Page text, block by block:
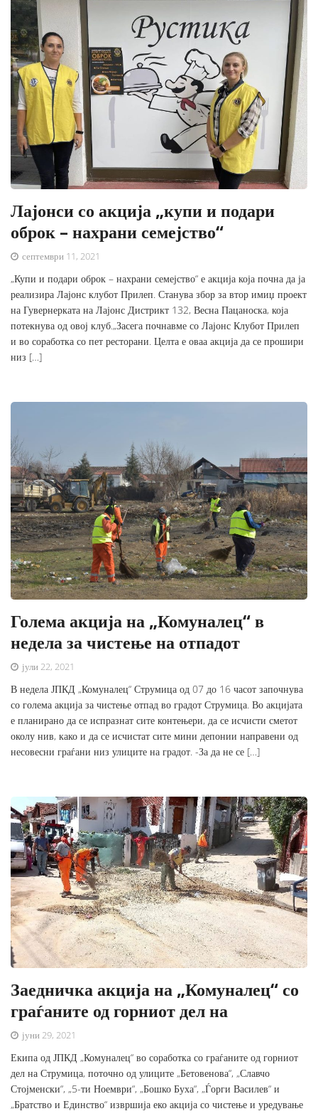
Лајонси со акција „купи и подари
оброк – нахрани семејство“
септември 11, 2021
„Купи и подари оброк – нахрани семејство“ е акција која почна да ја
реализира Лајонс клубот Прилеп. Станува збор за втор имиџ проект
на Гувернерката на Лајонс Дистрикт 132, Весна Пацаноска, која
потекнува од овој клуб.„Засега почнавме со Лајонс Клубот Прилеп
и во соработка со пет ресторани. Целта е оваа акција да се прошири
низ […]
Голема акција на „Комуналец“ в
недела за чистење на отпадот
јули 22, 2021
В недела ЈПКД „Комуналец“ Струмица од 07 до 16 часот започнува
со голема акција за чистење отпад во градот Струмица. Во акцијата
е планирано да се испразнат сите контењери, да се исчисти сметот
околу нив, како и да се исчистат сите мини депонии направени од
несовесни граѓани низ улиците на градот. -За да не се […]
Заедничка акција на „Комуналец“ со
граѓаните од горниот дел на
јуни 29, 2021
Екипа од ЈПКД „Комуналец“ во соработка со граѓаните од горниот
дел на Струмица, поточно од улиците „Бетовенова“, „Славчо
Стојменски“, „5-ти Ноември“, „Бошко Буха“, „Ѓорги Василев“ и
„Братство и Единство“ извршија еко акција со чистење и уредување